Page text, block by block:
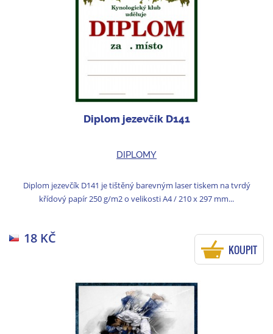
Diplom jezevčík D141
DIPLOMY
Diplom jezevčík D141 je tištěný barevným laser tiskem na tvrdý
křídový papír 250 g/m2 o velikosti A4 / 210 x 297 mm...
18 KČ
KOUPIT